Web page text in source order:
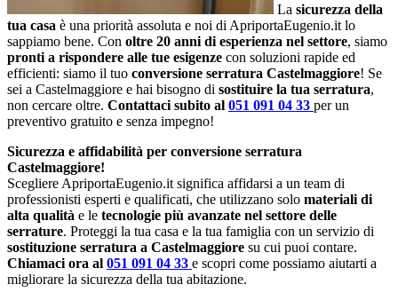
La sicurezza della
tua casa è una priorità assoluta e noi di ApriportaEugenio.it lo
sappiamo bene. Con oltre 20 anni di esperienza nel settore, siamo
pronti a rispondere alle tue esigenze con soluzioni rapide ed
efficienti: siamo il tuo conversione serratura Castelmaggiore! Se
sei a Castelmaggiore e hai bisogno di sostituire la tua serratura,
non cercare oltre. Contattaci subito al 051 091 04 33 per un
preventivo gratuito e senza impegno!
Sicurezza e affidabilità per conversione serratura
Castelmaggiore!
Scegliere ApriportaEugenio.it significa affidarsi a un team di
professionisti esperti e qualificati, che utilizzano solo materiali di
alta qualità e le tecnologie più avanzate nel settore delle
serrature. Proteggi la tua casa e la tua famiglia con un servizio di
sostituzione serratura a Castelmaggiore su cui puoi contare.
Chiamaci ora al 051 091 04 33 e scopri come possiamo aiutarti a
migliorare la sicurezza della tua abitazione.